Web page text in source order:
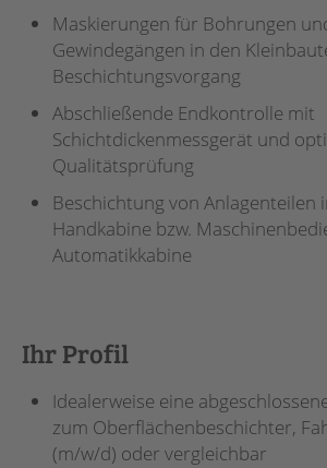
Maskierungen für Bohrungen
Gewindegängen in den
Beschichtungsvorgang
Abschließende Endkontrolle mit
Schichtdickenmessgerät und
Qualitätsprüfung
Beschichtung von Anlagenteilen
Handkabine bzw.
Automatikkabine
Ihr Profil
Idealerweise eine
zum Oberflächenbeschichter,
(m/w/d) oder vergleichbar